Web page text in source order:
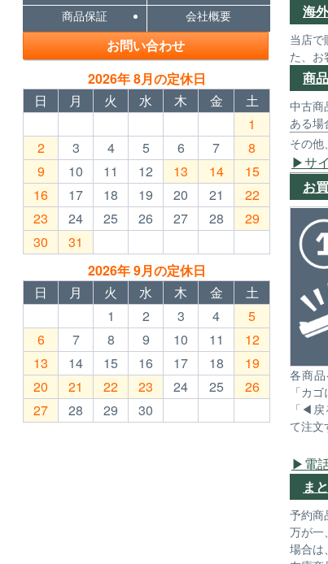
海
当店
た、お
商
中古商
ある場
その他
サ
お
各商
「カ
「◀
て注文
電
ま
予約商
万が一
場合は
商品保証
会社概要
お問い合わせ
2026年 8月の定休日
日
月 火 水 木 金
土
1
2
3 4 5 6 7
8
9
10 11 12 13 14
15
16
17 18 19 20 21
22
23
24 25 26 27 28
29
30
31
2026年 9月の定休日
日
月 火 水 木 金
土
1
2 3 4
5
6
7 8 9 10 11
12
13
14 15 16 17 18
19
20
21 22 23 24 25
26
27
28 29 30